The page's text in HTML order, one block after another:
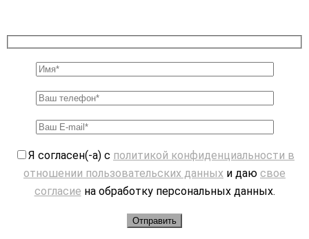
Я согласен(-а) с политикой конфиденциальности в
отношении пользовательских данных и даю свое
согласие на обработку персональных данных.